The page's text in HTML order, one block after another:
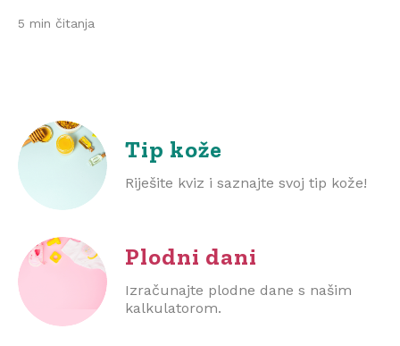
5 min čitanja
Tip kože
Riješite kviz i saznajte svoj tip kože!
Plodni dani
Izračunajte plodne dane s našim
kalkulatorom.